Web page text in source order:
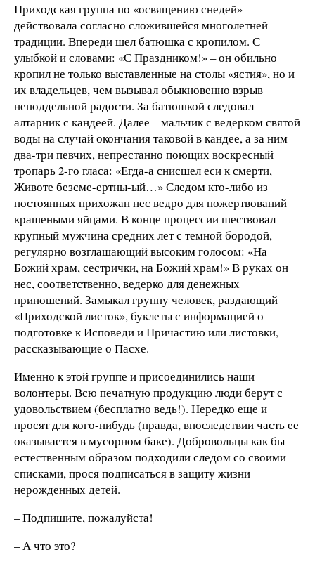
Приходская группа по «освящению снедей»
действовала согласно сложившейся многолетней
традиции. Впереди шел батюшка с кропилом. С
улыбкой и словами: «С Праздником!» – он обильно
кропил не только выставленные на столы «ястия», но и
их владельцев, чем вызывал обыкновенно взрыв
неподдельной радости. За батюшкой следовал
алтарник с кандеей. Далее – мальчик с ведерком святой
воды на случай окончания таковой в кандее, а за ним –
два-три певчих, непрестанно поющих воскресный
тропарь 2-го гласа: «Егда-а снисшел еси к смерти,
Животе безсме-ертны-ый…» Следом кто-либо из
постоянных прихожан нес ведро для пожертвований
крашеными яйцами. В конце процессии шествовал
крупный мужчина средних лет с темной бородой,
регулярно возглашающий высоким голосом: «На
Божий храм, сестрички, на Божий храм!» В руках он
нес, соответственно, ведерко для денежных
приношений. Замыкал группу человек, раздающий
«Приходской листок», буклеты с информацией о
подготовке к Исповеди и Причастию или листовки,
рассказывающие о Пасхе.
Именно к этой группе и присоединились наши
волонтеры. Всю печатную продукцию люди берут с
удовольствием (бесплатно ведь!). Нередко еще и
просят для кого-нибудь (правда, впоследствии часть ее
оказывается в мусорном баке). Добровольцы как бы
естественным образом подходили следом со своими
списками, прося подписаться в защиту жизни
нерожденных детей.
– Подпишите, пожалуйста!
– А что это?